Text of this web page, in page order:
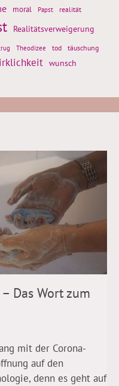
moral Papst realität
Realitätsverweigerung
Theodizee tod täuschung
wunsch
Das Wort zum
mit der Corona-
auf den
denn es geht auf